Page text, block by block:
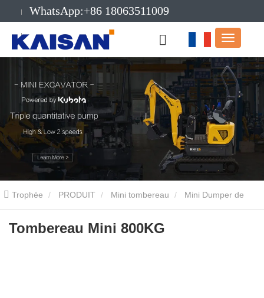
WhatsApp:+86 18063511009
E-mail:info@kaisanmachinery.com
Trophée PRODUIT Mini tombereau Mini Dumper de
levage à chargement automatique Tombereau Mini 800KG
Tombereau Mini 800KG